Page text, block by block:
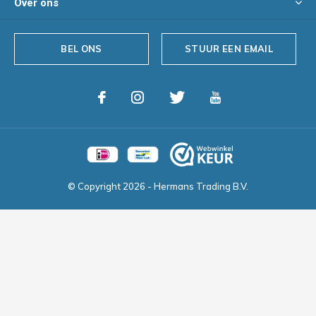
Over ons
BEL ONS STUUR EEN EMAIL
© Copyright 2026 - Hermans Trading B.V.